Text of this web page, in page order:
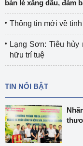
bán lẻ xăng dầu, đảm
Thông tin mới về
Lạng Sơn: Tiêu hủy
hữu trí tuệ
TIN NỔI BẬT